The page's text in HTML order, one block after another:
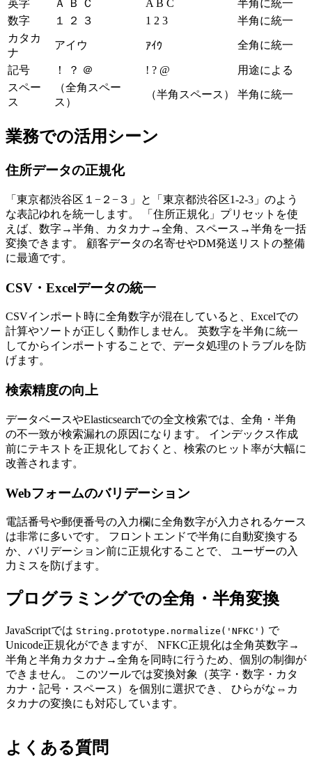
英字 Ａ Ｂ Ｃ A B C
半角に統一
数字
１ ２ ３ 1 2 3
半角に統一
カタカ
ナ
アイウ ｱｲｳ 全角に統一
記号 ！ ？ ＠ ! ? @
用途による
スペー
ス
（全角スペー
ス）
（半角スペース） 半角に統一
業務での活用シーン
住所データの正規化
「東京都渋谷区１−２−３」と「東京都渋谷区1-2-3」のよう
な表記ゆれを統一します。 「住所正規化」プリセットを使
えば、数字→半角、カタカナ→全角、スペース→半角を一括
変換できます。 顧客データの名寄せやDM発送リストの整備
に最適です。
CSV・Excelデータの統一
CSVインポート時に全角数字が混在していると、Excelでの
計算やソートが正しく動作しません。 英数字を半角に統一
してからインポートすることで、データ処理のトラブルを防
げます。
検索精度の向上
データベースやElasticsearchでの全文検索では、全角・半角
の不一致が検索漏れの原因になります。 インデックス作成
前にテキストを正規化しておくと、検索のヒット率が大幅に
改善されます。
Webフォームのバリデーション
電話番号や郵便番号の入力欄に全角数字が入力されるケース
は非常に多いです。 フロントエンドで半角に自動変換する
か、バリデーション前に正規化することで、 ユーザーの入
力ミスを防げます。
プログラミングでの全角・半角変換
JavaScriptでは String.prototype.normalize('NFKC') で
Unicode正規化ができますが、 NFKC正規化は全角英数字→
半角と半角カタカナ→全角を同時に行うため、個別の制御が
できません。 このツールでは変換対象（英字・数字・カタ
カナ・記号・スペース）を個別に選択でき、 ひらがな⇔カ
タカナの変換にも対応しています。
よくある質問